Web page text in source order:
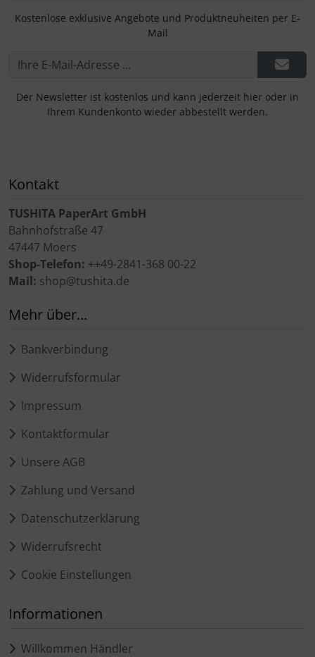
Kostenlose exklusive Angebote und Produktneuheiten per E-
Mail
Der Newsletter ist kostenlos und kann jederzeit hier oder in
Ihrem Kundenkonto wieder abbestellt werden.
Kontakt
TUSHITA PaperArt GmbH
Bahnhofstraße 47
47447 Moers
Shop-Telefon: ++49-2841-368 00-22
Mail: shop@tushita.de
Mehr über...
Bankverbindung
Widerrufsformular
Impressum
Kontaktformular
Unsere AGB
Zahlung und Versand
Datenschutzerklärung
Widerrufsrecht
Cookie Einstellungen
Informationen
Willkommen Händler